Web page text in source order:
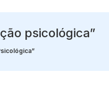
psicológica”